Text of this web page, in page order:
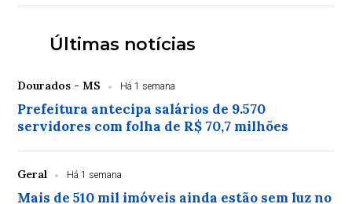
Últimas notícias
Dourados - MS Há 1 semana
Prefeitura antecipa salários de 9.570
servidores com folha de R$ 70,7 milhões
Geral Há 1 semana
Mais de 510 mil imóveis ainda estão sem luz no